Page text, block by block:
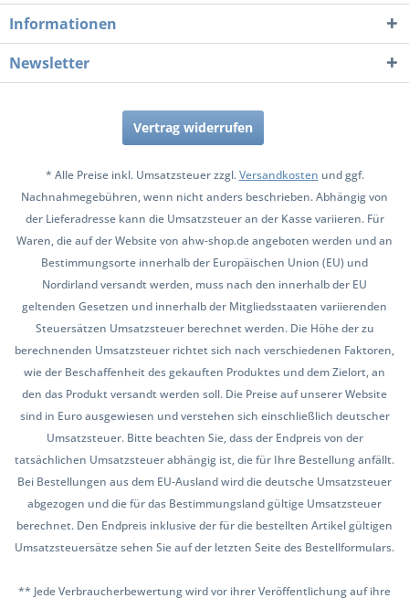
Informationen
Newsletter
Vertrag widerrufen
* Alle Preise inkl. Umsatzsteuer zzgl.Versandkosten und ggf.
Nachnahmegebühren, wenn nicht anders beschrieben. Abhängig von
der Lieferadresse kann die Umsatzsteuer an der Kasse variieren. Für
Waren, die auf der Website von ahw-shop.de angeboten werden und an
Bestimmungsorte innerhalb der Europäischen Union (EU) und
Nordirland versandt werden, muss nach den innerhalb der EU
geltenden Gesetzen und innerhalb der Mitgliedsstaaten variierenden
Steuersätzen Umsatzsteuer berechnet werden. Die Höhe der zu
berechnenden Umsatzsteuer richtet sich nach verschiedenen Faktoren,
wie der Beschaffenheit des gekauften Produktes und dem Zielort, an
den das Produkt versandt werden soll. Die Preise auf unserer Website
sind in Euro ausgewiesen und verstehen sich einschließlich deutscher
Umsatzsteuer. Bitte beachten Sie, dass der Endpreis von der
tatsächlichen Umsatzsteuer abhängig ist, die für Ihre Bestellung anfällt.
Bei Bestellungen aus dem EU-Ausland wird die deutsche Umsatzsteuer
abgezogen und die für das Bestimmungsland gültige Umsatzsteuer
berechnet. Den Endpreis inklusive der für die bestellten Artikel gültigen
Umsatzsteuersätze sehen Sie auf der letzten Seite des Bestellformulars.
** Jede Verbraucherbewertung wird vor ihrer Veröffentlichung auf ihre